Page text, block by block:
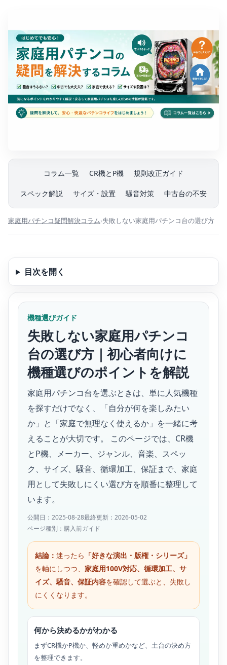
コラム一覧 CR機とP機 規則改正ガイド
スペック解説 サイズ・設置 騒音対策 中古台の不安
家庭用パチンコ疑問解決コラム 失敗しない家庭用パチンコ台の選び方
目次を開く
機種選びガイド
失敗しない家庭用パチンコ
台の選び方｜初心者向けに
機種選びのポイントを解説
家庭用パチンコ台を選ぶときは、単に人気機種
を探すだけでなく、「自分が何を楽しみたい
か」と「家庭で無理なく使えるか」を一緒に考
えることが大切です。 このページでは、CR機
とP機、メーカー、ジャンル、音楽、スペッ
ク、サイズ、騒音、循環加工、保証まで、家庭
用として失敗しにくい選び方を順番に整理して
います。
公開日：2025-08-28最終更新：2026-05-02
ページ種別：購入前ガイド
結論： 迷ったら 「好きな演出・版権・シリーズ」
を軸にしつつ、 家庭用100V対応、循環加工、サ
イズ、騒音、保証内容を確認して選ぶと、失敗し
にくくなります。
何から決めるかがわかる
まずCR機かP機か、軽めか重めかなど、土台の決め方
を整理できます。